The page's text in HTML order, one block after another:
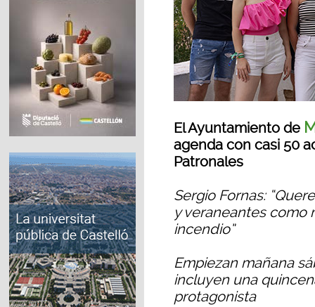
El Ayuntamiento de
agenda con casi 50
Patronales
Sergio Fornas:
y veraneantes como
incendio”
Empiezan mañana
incluyen una
protagonista